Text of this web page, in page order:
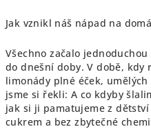
Jak vznikl náš nápad na
Všechno začalo
do dnešní doby. V době, kdy
limonády plné éček,
jsme si řekli: A co kdyby
jak si ji pamatujeme z
cukrem a bez zbytečné